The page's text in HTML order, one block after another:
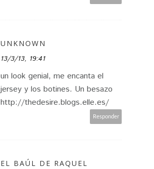
UNKNOWN
13/3/13, 19:41
un look genial, me encanta el
jersey y los botines. Un besazo
http://thedesire.blogs.elle.es/
Responder
EL BAÚL DE RAQUEL